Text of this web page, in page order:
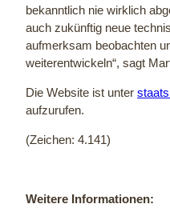
bekanntlich nie wirklich
auch zukünftig neue
aufmerksam beobachten
weiterentwickeln“, sagt
Die Website ist unter
aufzurufen.
(Zeichen: 4.141)
Weitere Informationen: